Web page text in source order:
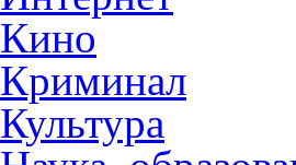
Кино
Криминал
Культура